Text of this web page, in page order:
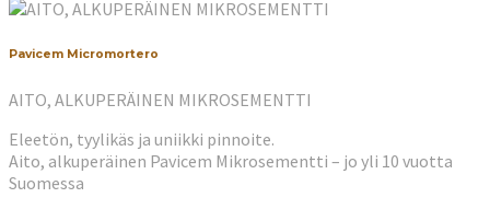
Pavicem Micromortero
AITO, ALKUPERÄINEN MIKROSEMENTTI
Eleetön, tyylikäs ja uniikki pinnoite.
Aito, alkuperäinen Pavicem Mikrosementti – jo yli 10 vuotta
Suomessa